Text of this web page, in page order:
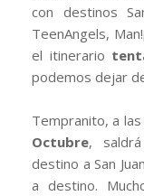
con destinos
TeenAngels,
el itinerario
podemos dejar
Tempranito, a
Octubre,
destino a San
a destino.